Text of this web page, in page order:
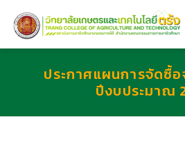
ประกาศแผนการจัดซื้อ
ปีงบประมาณ